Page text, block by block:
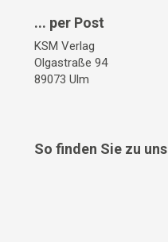
... per Post
KSM Verlag
Olgastraße 94
89073 Ulm
So finden Sie zu uns